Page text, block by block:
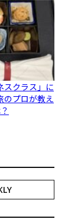
スクラス」に
のプロが教え